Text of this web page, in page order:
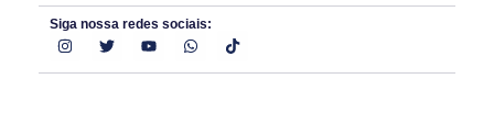
Siga nossa redes sociais: